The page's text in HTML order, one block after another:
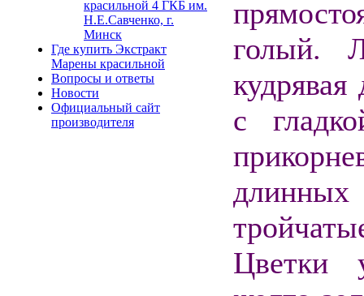
красильной 4 ГКБ им.
Н.Е.Савченко, г.
Минск
Где купить Экстракт
Марены красильной
Вопросы и ответы
Новости
Официальный сайт
производителя
голый.
с
Цветки